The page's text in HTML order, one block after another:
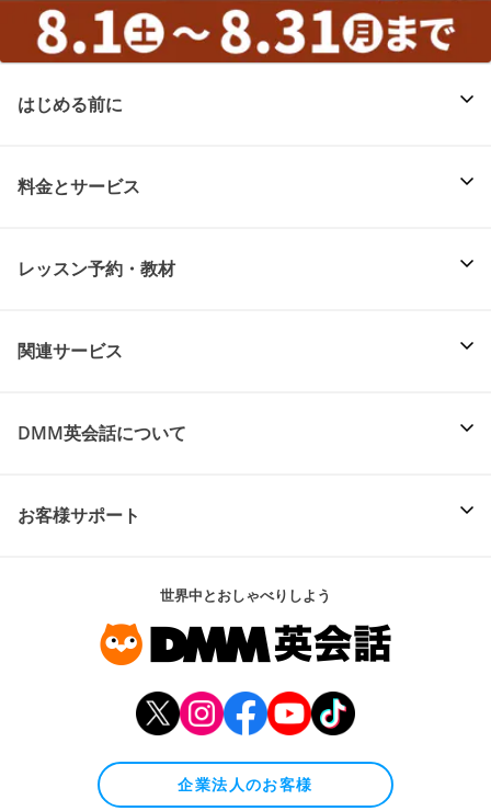
はじめる前に
料金とサービス
レッスン予約・教材
関連サービス
DMM英会話について
お客様サポート
世界中とおしゃべりしよう
企業法人のお客様